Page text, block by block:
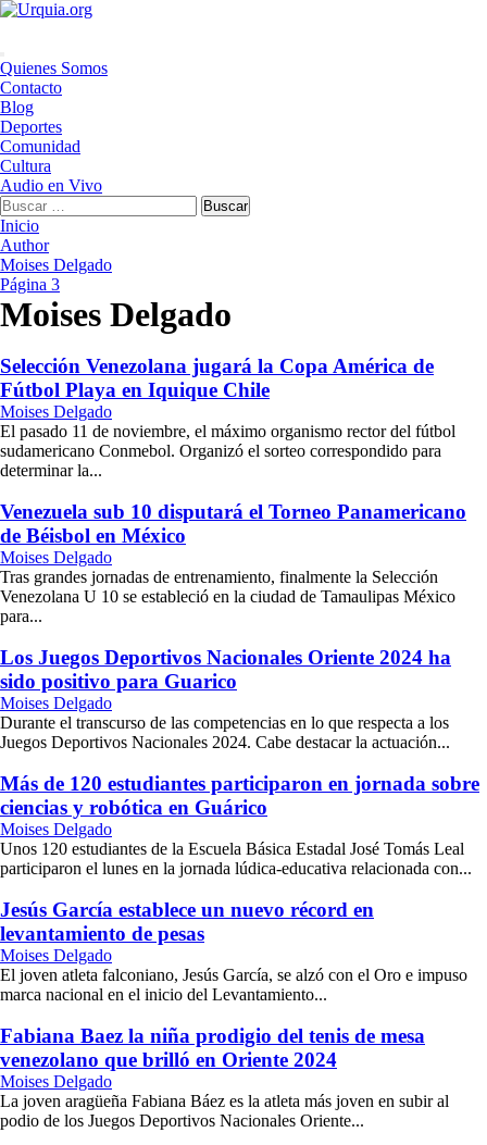
Saltar
Menú
principal
Quienes Somos
Contacto
Blog
Deportes
Comunidad
Cultura
Audio en Vivo
Buscar:
Inicio
Author
Moises Delgado
Página 3
Moises Delgado
Selección Venezolana jugará la Copa América de
Fútbol Playa en Iquique Chile
Moises Delgado
El pasado 11 de noviembre, el máximo organismo rector del fútbol
sudamericano Conmebol. Organizó el sorteo correspondido para
determinar la...
Venezuela sub 10 disputará el Torneo Panamericano
de Béisbol en México
Moises Delgado
Tras grandes jornadas de entrenamiento, finalmente la Selección
Venezolana U 10 se estableció en la ciudad de Tamaulipas México
para...
Los Juegos Deportivos Nacionales Oriente 2024 ha
sido positivo para Guarico
Moises Delgado
Durante el transcurso de las competencias en lo que respecta a los
Juegos Deportivos Nacionales 2024. Cabe destacar la actuación...
Más de 120 estudiantes participaron en jornada sobre
ciencias y robótica en Guárico
Moises Delgado
Unos 120 estudiantes de la Escuela Básica Estadal José Tomás Leal
participaron el lunes en la jornada lúdica-educativa relacionada con...
Jesús García establece un nuevo récord en
levantamiento de pesas
Moises Delgado
El joven atleta falconiano, Jesús García, se alzó con el Oro e impuso
marca nacional en el inicio del Levantamiento...
Fabiana Baez la niña prodigio del tenis de mesa
venezolano que brilló en Oriente 2024
Moises Delgado
La joven aragüeña Fabiana Báez es la atleta más joven en subir al
podio de los Juegos Deportivos Nacionales Oriente...